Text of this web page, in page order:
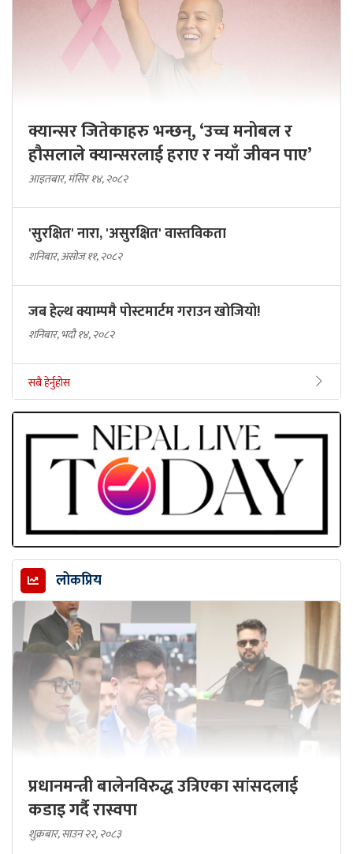
क्यान्सर जितेकाहरु भन्छन्, ‘उच्च मनोबल र
हौसलाले क्यान्सरलाई हराए र नयाँ जीवन पाए’
आइतबार, मंसिर १४, २०८२
'सुरक्षित' नारा, 'असुरक्षित' वास्तविकता
शनिबार, असोज ११, २०८२
जब हेल्थ क्याम्पमै पोस्टमार्टम गराउन खोजियो!
शनिबार, भदौ १४, २०८२
सबै हेर्नुहोस
लोकप्रिय
प्रधानमन्त्री बालेनविरुद्ध उत्रिएका सांसदलाई
कडाइ गर्दै रास्वपा
शुक्रबार, साउन २२, २०८३